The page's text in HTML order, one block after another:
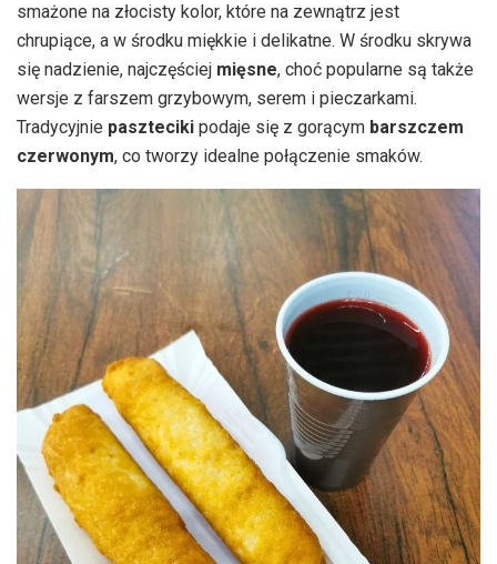
smażone na złocisty kolor, które na zewnątrz jest
chrupiące, a w środku miękkie i delikatne. W środku skrywa
się nadzienie, najczęściej mięsne, choć popularne są także
wersje z farszem grzybowym, serem i pieczarkami.
Tradycyjnie paszteciki podaje się z gorącym barszczem
czerwonym, co tworzy idealne połączenie smaków.